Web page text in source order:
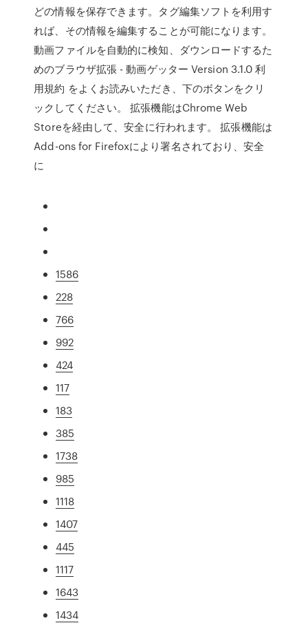
どの情報を保存できます。タグ編集ソフトを利用す
れば、その情報を編集することが可能になります。
動画ファイルを自動的に検知、ダウンロードするた
めのブラウザ拡張 - 動画ゲッター Version 3.1.0 利
用規約 をよくお読みいただき、下のボタンをクリ
ックしてください。 拡張機能はChrome Web
Storeを経由して、安全に行われます。 拡張機能は
Add-ons for Firefoxにより署名されており、安全
に
1586
228
766
992
424
117
183
385
1738
985
1118
1407
445
1117
1643
1434